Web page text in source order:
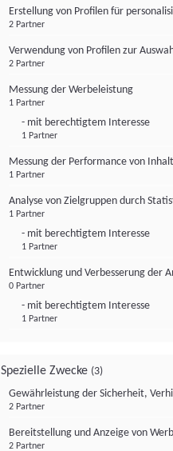
Erstellung von Profilen für
2 Partner
Verwendung von Profilen zur
2 Partner
Messung der Werbeleistung
1 Partner
- mit berechtigtem Interesse
1 Partner
Messung der Performance von
1 Partner
Analyse von Zielgruppen durch
1 Partner
- mit berechtigtem Interesse
1 Partner
Entwicklung und Verbesserung der
0 Partner
- mit berechtigtem Interesse
1 Partner
Spezielle Zwecke (3)
Gewährleistung der Sicherheit,
2 Partner
Bereitstellung und Anzeige von
2 Partner